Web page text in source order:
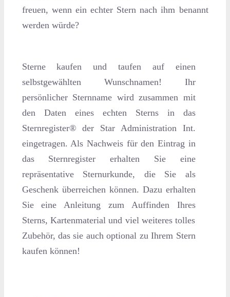
freuen, wenn ein echter Stern nach ihm benannt
werden würde?
Sterne kaufen und taufen auf einen
selbstgewählten Wunschnamen! Ihr
persönlicher Sternname wird zusammen mit
den Daten eines echten Sterns in das
Sternregister® der Star Administration Int.
eingetragen. Als Nachweis für den Eintrag in
das Sternregister erhalten Sie eine
repräsentative Sternurkunde, die Sie als
Geschenk überreichen können. Dazu erhalten
Sie eine Anleitung zum Auffinden Ihres
Sterns, Kartenmaterial und viel weiteres tolles
Zubehör, das sie auch optional zu Ihrem Stern
kaufen können!